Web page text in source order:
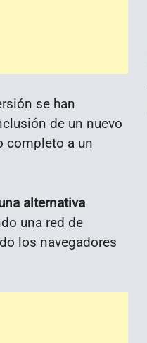
se han
de un nuevo
completo a un
alternativa
una red de
los navegadores